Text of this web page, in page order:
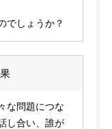
でしょうか？
な問題につな
し合い、誰が